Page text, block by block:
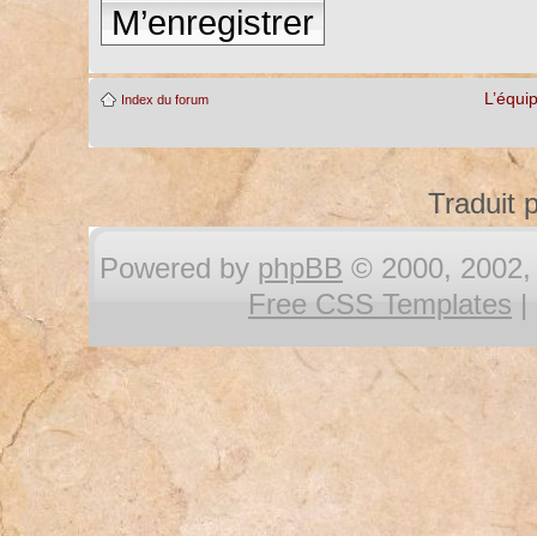
M’enregistrer
Index du forum
Traduit
Powered by phpBB © 2000, 2002,
Free CSS Templates |